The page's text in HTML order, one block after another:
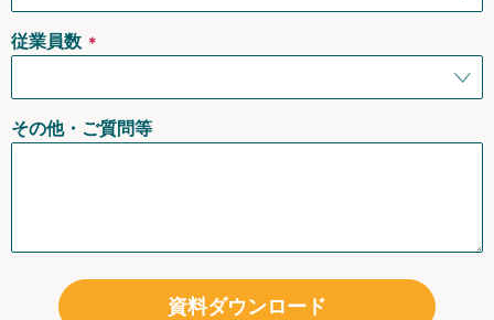
従業員数 ＊
その他・ご質問等
資料ダウンロード